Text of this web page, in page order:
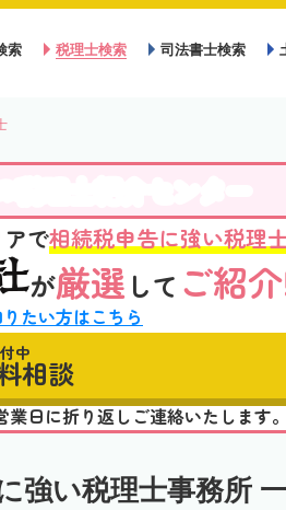
索 税理士検索 司法書士検索
で相続税申告に強い税理
が厳選 して ご紹
たい方はこちら
中
相談
日に折り返しご連絡いたします。
強い税理士事務所